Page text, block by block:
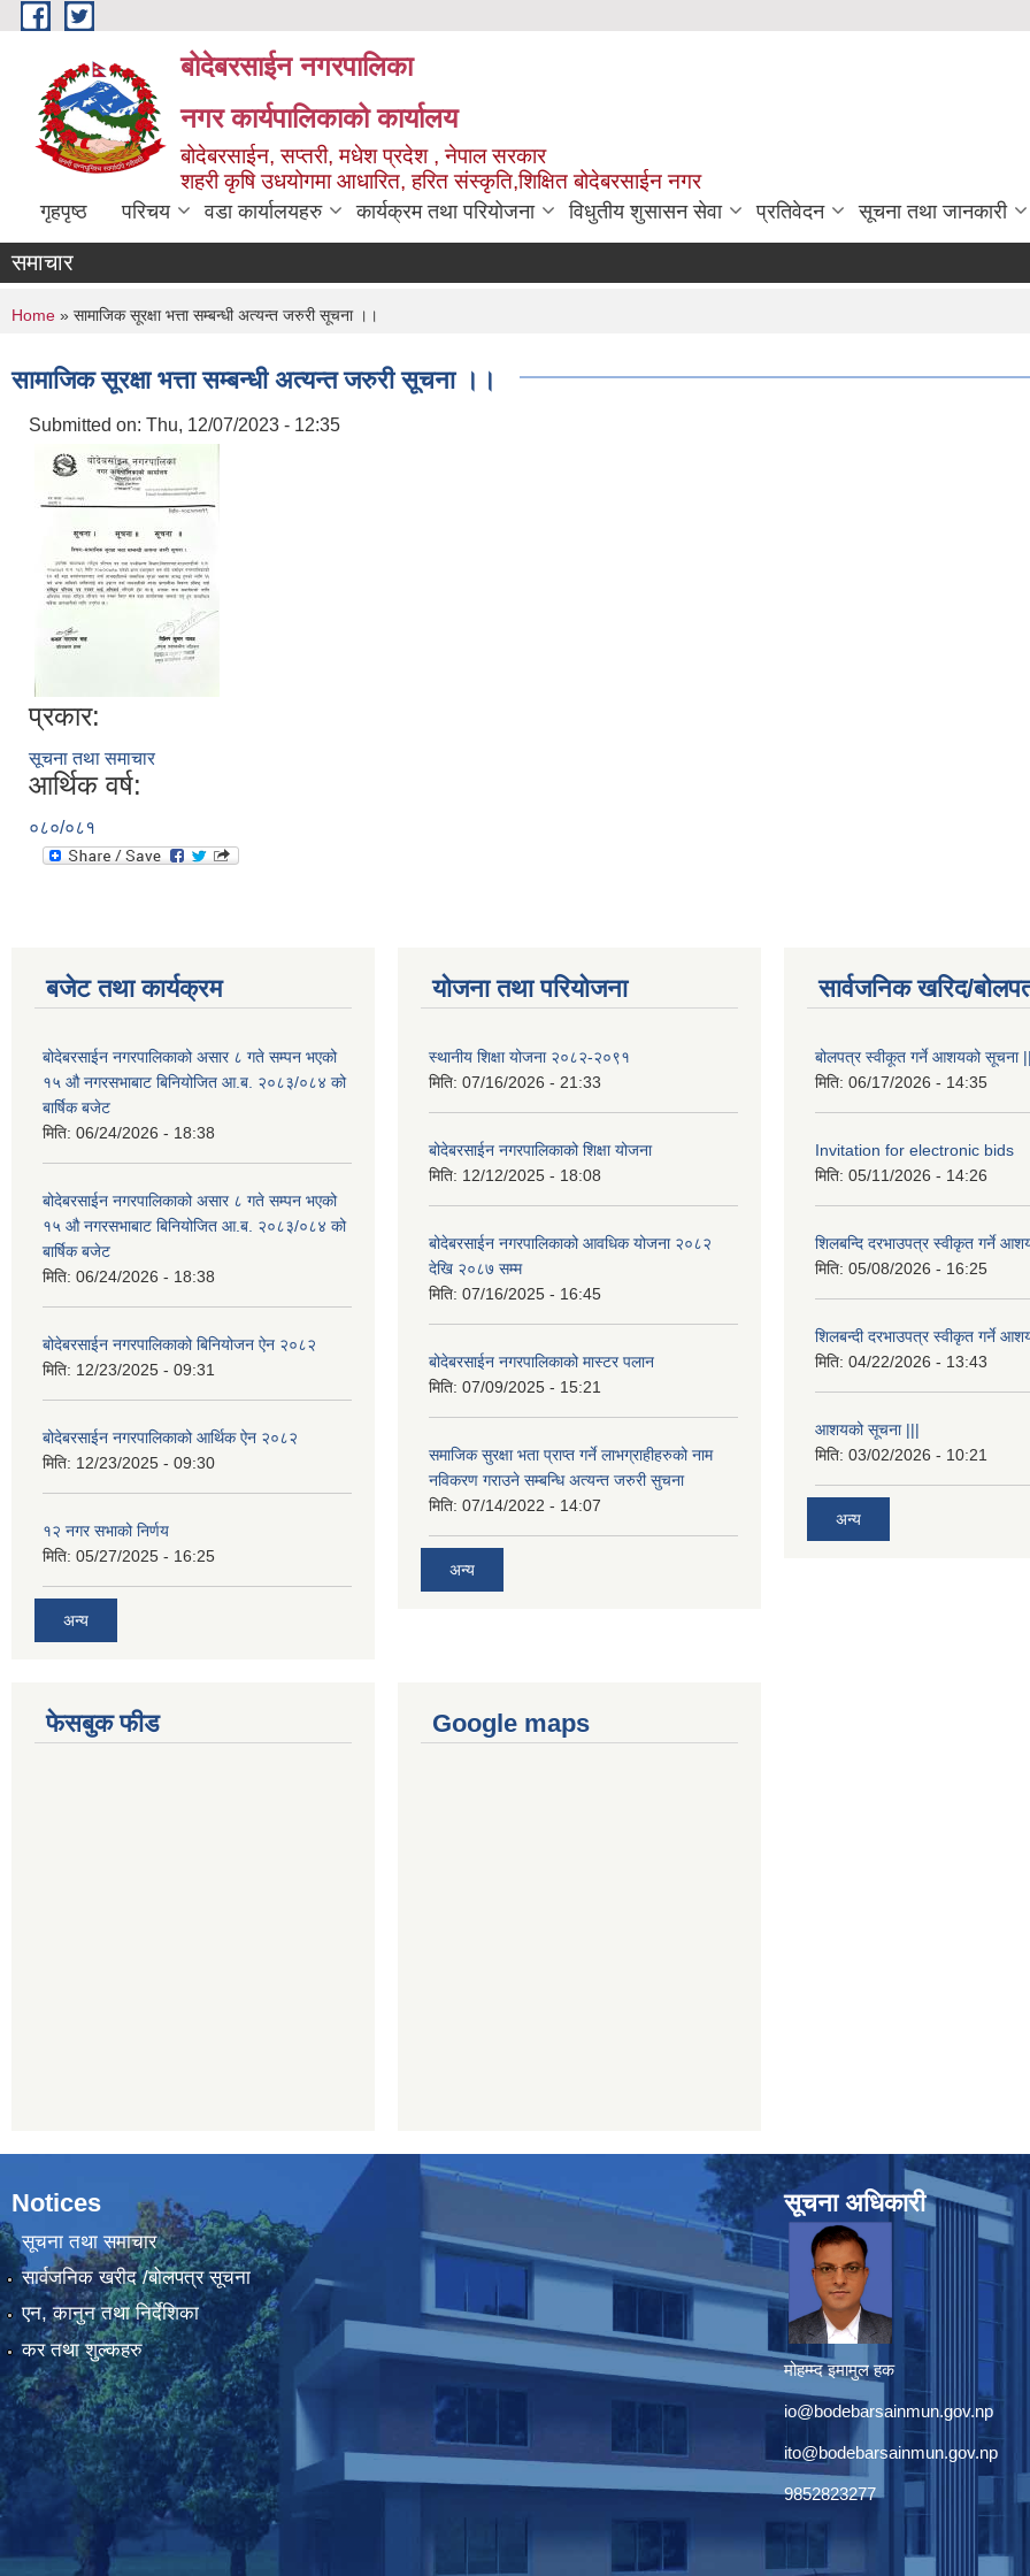
Skip to main content
बोदेबरसाईन नगरपालिका
नगर कार्यपालिकाको कार्यालय
बोदेबरसाईन, सप्तरी, मधेश प्रदेश , नेपाल सरकार
शहरी कृषि उधयोगमा आधारित, हरित संस्कृति,शिक्षित बोदेबरसाईन नगर
गृहपृष्ठ परिचय वडा कार्यालयहरु कार्यक्रम तथा परियोजना विधुतीय शुसासन सेवा प्रतिवेदन सूचना तथा जानकारी
समाचार
You are here
Home » सामाजिक सूरक्षा भत्ता सम्बन्धी अत्यन्त जरुरी सूचना ।।
सामाजिक सूरक्षा भत्ता सम्बन्धी अत्यन्त जरुरी सूचना ।।
Submitted on: Thu, 12/07/2023 - 12:35
प्रकार:
सूचना तथा समाचार
आर्थिक वर्ष:
०८०/०८१
बजेट तथा कार्यक्रम
बोदेबरसाईन नगरपालिकाको असार ८ गते सम्पन भएको
१५ ‍‍‍औ नगरसभाबाट बिनियोजित आ.ब. २०८३/०८४ को
बार्षिक बजेट
मिति: 06/24/2026 - 18:38
बोदेबरसाईन नगरपालिकाको असार ८ गते सम्पन भएको
१५ ‍‍‍औ नगरसभाबाट बिनियोजित आ.ब. २०८३/०८४ को
बार्षिक बजेट
मिति: 06/24/2026 - 18:38
बोदेबरसाईन नगरपालिकाको बिनियोजन ऐन २०८२
मिति: 12/23/2025 - 09:31
बोदेबरसाईन नगरपालिकाको आर्थिक ऐन २०८२
मिति: 12/23/2025 - 09:30
१२ नगर सभाको निर्णय
मिति: 05/27/2025 - 16:25
अन्य
योजना तथा परियोजना
स्थानीय शिक्षा योजना २०८२-२०९१
मिति: 07/16/2026 - 21:33
बोदेबरसाईन नगरपालिकाको शिक्षा योजना
मिति: 12/12/2025 - 18:08
बोदेबरसाईन नगरपालिकाको आवधिक योजना २०८२
देखि २०८७ सम्म
मिति: 07/16/2025 - 16:45
बोदेबरसाईन नगरपालिकाको मास्टर पलान
मिति: 07/09/2025 - 15:21
समाजिक सुरक्षा भता प्राप्त गर्ने लाभग्राहीहरुको नाम
नविकरण गराउने सम्बन्धि अत्यन्त जरुरी सुचना
मिति: 07/14/2022 - 14:07
अन्य
सार्वजनिक खरिद/
बोलपत्र स्वीकूत गर्ने आशयको सूचना
मिति: 06/17/2026 - 14:35
Invitation for electronic bids
मिति: 05/11/2026 - 14:26
शिलबन्दि दरभाउपत्र स्वीकृत गर्ने
मिति: 05/08/2026 - 16:25
शिलबन्दी दरभाउपत्र स्वीकृत गर्ने
मिति: 04/22/2026 - 13:43
आशयको सूचना |||
मिति: 03/02/2026 - 10:21
अन्य
फेसबुक फीड Google maps
Notices
सूचना तथा समाचार
सार्वजनिक खरीद /बोलपत्र सूचना
एन, कानुन तथा निर्देशिका
कर तथा शुल्कहरु
सूचना अधिकारी
मोहम्म्द इमामुल हक
io@bodebarsainmun.gov.np
ito@bodebarsainmun.gov.np
9852823277